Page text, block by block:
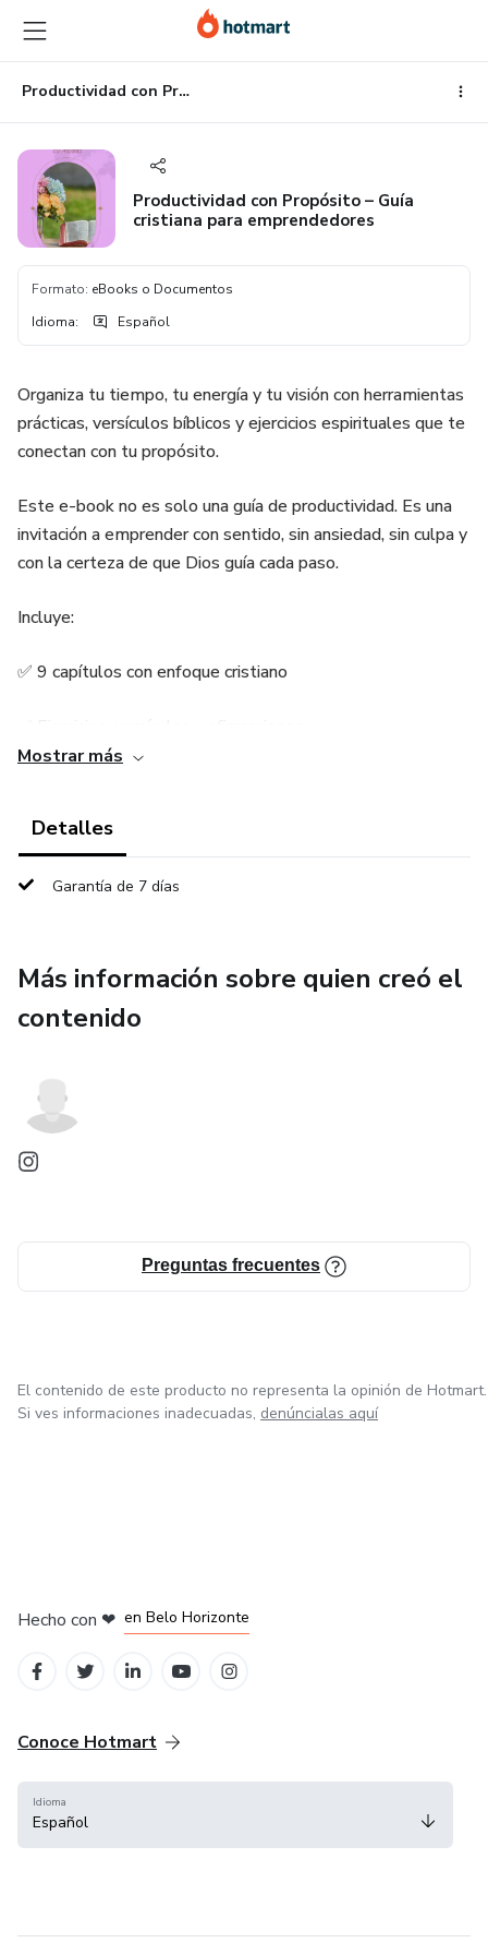
contenido
principal
la
página
de
pie
página
Productividad con Propósito – Guía cristiana para emprendedores
Productividad con Propósito – Guía
cristiana para emprendedores
Formato: eBooks o Documentos
Idioma: Español
Organiza tu tiempo, tu energía y tu visión con herramientas
prácticas, versículos bíblicos y ejercicios espirituales que te
conectan con tu propósito.
Este e-book no es solo una guía de productividad. Es una
invitación a emprender con sentido, sin ansiedad, sin culpa y
con la certeza de que Dios guía cada paso.
Incluye:
✅ 9 capítulos con enfoque cristiano
✅ Carta final + acceso a comunidad privada
Ideal para personas emprendedoras que desean avanzar
Mostrar más
Detalles
Garantía de 7 días
Más información sobre quien creó el
contenido
Preguntas frecuentes
El contenido de este producto no representa la opinión de Hotmart.
Si ves informaciones inadecuadas, denúncialas aquí
Hecho con ❤ en Belo Horizonte
Conoce Hotmart
Idioma
Español